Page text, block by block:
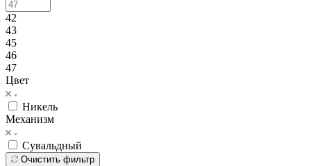
42
43
45
46
47
Цвет
Никель
Механизм
Сувальдный
Очистить фильтр